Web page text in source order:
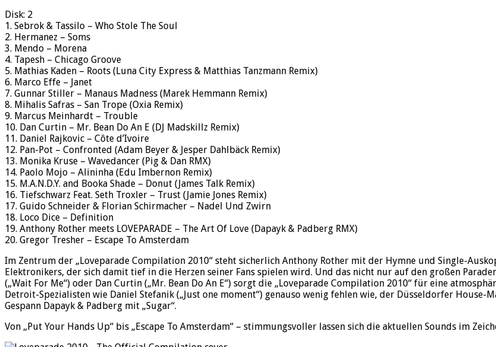
Disk: 2
1. Sebrok & Tassilo – Who Stole The Soul
2. Hermanez – Soms
3. Mendo – Morena
4. Tapesh – Chicago Groove
5. Mathias Kaden – Roots (Luna City Express & Matthias Tanzmann Remix)
6. Marco Effe – Janet
7. Gunnar Stiller – Manaus Madness (Marek Hemmann Remix)
8. Mihalis Safras – San Trope (Oxia Remix)
9. Marcus Meinhardt – Trouble
10. Dan Curtin – Mr. Bean Do An E (DJ Madskillz Remix)
11. Daniel Rajkovic – Côte d’Ivoire
12. Pan-Pot – Confronted (Adam Beyer & Jesper Dahlbäck Remix)
13. Monika Kruse – Wavedancer (Pig & Dan RMX)
14. Paolo Mojo – Alininha (Edu Imbernon Remix)
15. M.A.N.D.Y. and Booka Shade – Donut (James Talk Remix)
16. Tiefschwarz Feat. Seth Troxler – Trust (Jamie Jones Remix)
17. Guido Schneider & Florian Schirmacher – Nadel Und Zwirn
18. Loco Dice – Definition
19. Anthony Rother meets LOVEPARADE – The Art Of Love (Dapayk & Padberg RMX)
20. Gregor Tresher – Escape To Amsterdam
Im Zentrum der „Loveparade Compilation 2010“ steht sicherlich Anthony Rother mit der Hymne und Single-
Elektronikers, der sich damit tief in die Herzen seiner Fans spielen wird. Und das nicht nur auf den großen
(„Wait For Me“) oder Dan Curtin („Mr. Bean Do An E“) sorgt die „Loveparade Compilation 2010“ für eine
Detroit-Spezialisten wie Daniel Stefanik („Just one moment“) genauso wenig fehlen wie, der Düsseldorfer House-
Gespann Dapayk & Padberg mit „Sugar“.
Von „Put Your Hands Up“ bis „Escape To Amsterdam“ – stimmungsvoller lassen sich die aktuellen Sounds im